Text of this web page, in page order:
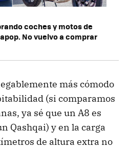
coches y motos de
No vuelvo a comprar
más cómodo
(si comparamos
ya sé que un A8 es
Qashqai) y en la carga
de altura extra no